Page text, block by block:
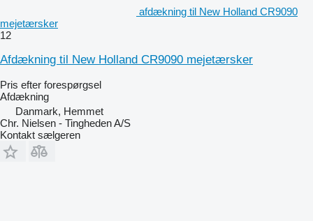
afdækning til New Holland CR9090
mejetærsker
12
Afdækning til New Holland CR9090 mejetærsker
Pris efter forespørgsel
Afdækning
Danmark, Hemmet
Chr. Nielsen - Tingheden A/S
Kontakt sælgeren